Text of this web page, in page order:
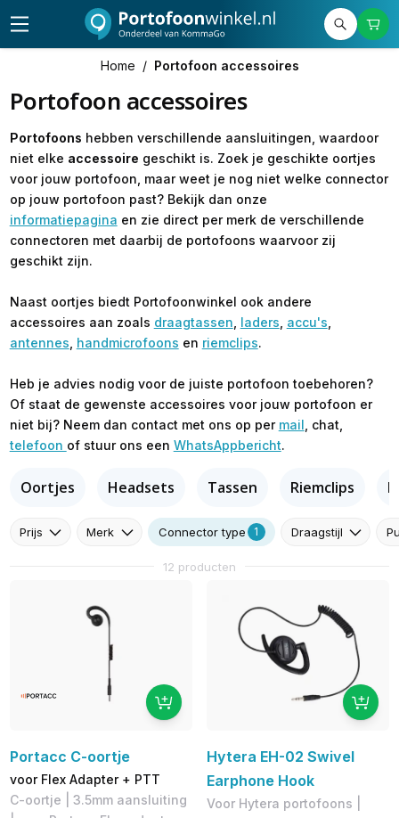
Home / Portofoon accessoires
Portofoon accessoires
Portofoons hebben verschillende aansluitingen, waardoor
niet elke accessoire geschikt is. Zoek je geschikte oortjes
voor jouw portofoon, maar weet je nog niet welke connector
op jouw portofoon past? Bekijk dan onze
informatiepagina en zie direct per merk de verschillende
connectoren met daarbij de portofoons waarvoor zij
geschikt zijn.
Naast oortjes biedt Portofoonwinkel ook andere
accessoires aan zoals draagtassen laders accu's
antennes handmicrofoons en riemclips.
Heb je advies nodig voor de juiste portofoon toebehoren?
Of staat de gewenste accessoires voor jouw portofoon er
niet bij? Neem dan contact met ons op per mail , chat,
telefoon of stuur ons een WhatsAppbericht.
Oortjes Headsets Tassen Riemclips
Prijs Merk Connector type 1 Draagstijl
12 producten
Portacc C-oortje
voor Flex Adapter + PTT
C-oortje | 3.5mm aansluiting
Hytera EH-02 Swivel
Earphone Hook
Voor Hytera portofoons |